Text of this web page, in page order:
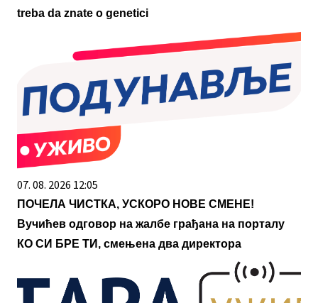
treba da znate o genetici
07. 08. 2026 12:05
ПОЧЕЛА ЧИСТКА, УСКОРО НОВЕ СМЕНЕ!
Вучићев одговор на жалбе грађана на порталу
КО СИ БРЕ ТИ, смењена два директора